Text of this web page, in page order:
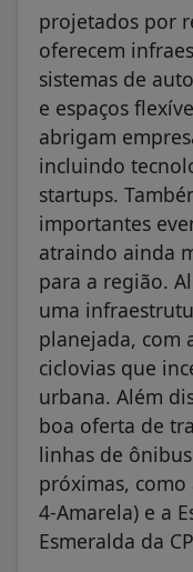
projetados por
oferecem
sistemas de
e espaços
abrigam
incluindo
startups.
importantes
atraindo ainda
para a região.
uma
planejada, com
ciclovias que
urbana. Além
boa oferta de
linhas de
próximas, como
4-Amarela) e a
Esmeralda da